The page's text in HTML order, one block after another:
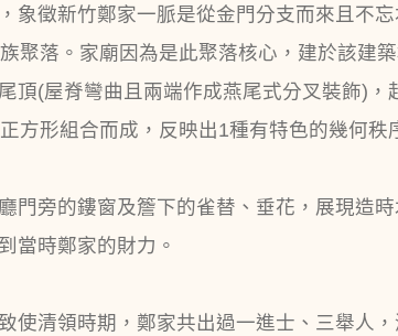
象徵新竹鄭家一脈是從金門分支而來且不
聚落。家廟因為是此聚落核心，建於該建
頂(屋脊彎曲且兩端作成燕尾式分叉裝飾)
方形組合而成，反映出1種有特色的幾何秩
門旁的鏤窗及簷下的雀替、垂花，展現造
當時鄭家的財力。
使清領時期，鄭家共出過一進士、三舉人